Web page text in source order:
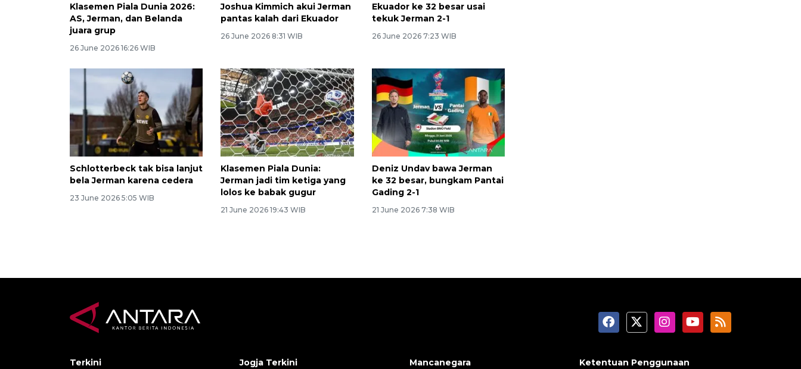
Klasemen Piala Dunia 2026:
AS, Jerman, dan Belanda
juara grup
26 June 2026 16:26 WIB
Joshua Kimmich akui Jerman
pantas kalah dari Ekuador
26 June 2026 8:31 WIB
Ekuador ke 32 besar usai
tekuk Jerman 2-1
26 June 2026 7:23 WIB
Schlotterbeck tak bisa lanjut
bela Jerman karena cedera
23 June 2026 5:05 WIB
Klasemen Piala Dunia:
Jerman jadi tim ketiga yang
lolos ke babak gugur
21 June 2026 19:43 WIB
Deniz Undav bawa Jerman
ke 32 besar, bungkam Pantai
Gading 2-1
21 June 2026 7:38 WIB
Terkini Jogja Terkini Mancanegara Ketentuan Penggunaan